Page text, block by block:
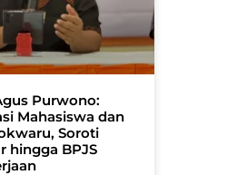
Purwono:
Mahasiswa dan
Soroti
hingga BPJS